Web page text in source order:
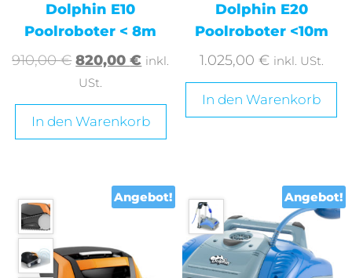
Dolphin E10
Poolroboter < 8m
910,00€ 820,00€ inkl.
USt.
In den Warenkorb
Dolphin E20
Poolroboter <10m
1.025,00 € inkl. USt.
In den Warenkorb
Angebot! Angebot!